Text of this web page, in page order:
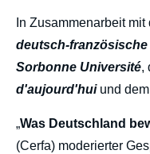
In Zusammenarbeit mit
deutsch-
Sorbonne Université,
d'aujourd'huiund dem
„Was Deutschland
(Cerfa) moderierter